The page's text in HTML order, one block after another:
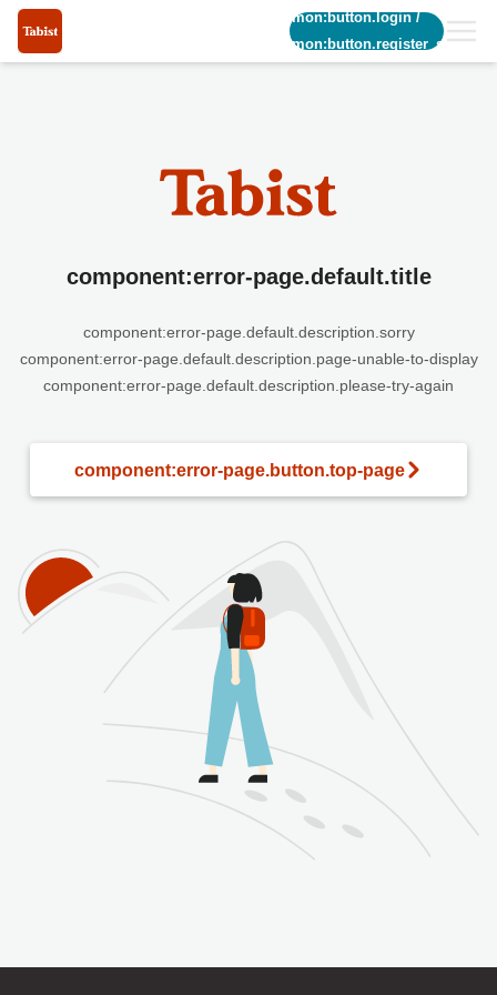
common:button.login/
common:button.register_short
component:error-page.default.title
component:error-page.default.description.sorry
component:error-page.default.description.page-unable-to-display
component:error-page.default.description.please-try-again
component:error-page.button.top-page